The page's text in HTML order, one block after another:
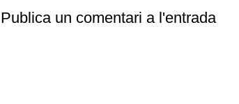
Publica un comentari a l'entrada